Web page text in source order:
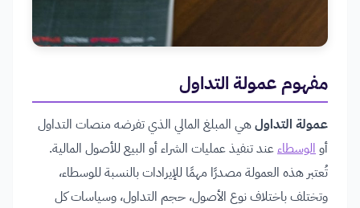
مفهوم عمولة التداول
عمولة التداولهي المبلغ المالي الذي تفرضه منصات التداول
أو الوسطاءعند تنفيذ عمليات الشراء أو البيع للأصول المالية.
تُعتبر هذه العمولة مصدرًا مهمًا للإيرادات بالنسبة للوسطاء،
وتختلف باختلاف نوع الأصول، حجم التداول، وسياسات كل